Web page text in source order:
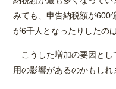
みても、申告納税額が600
が6千人となったりしたの
こうした増加の要因とし
用の影響があるのかもしれ